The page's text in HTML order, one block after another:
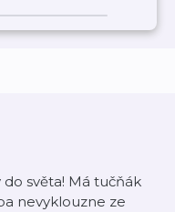
světa! Má tučňák
nevyklouzne ze